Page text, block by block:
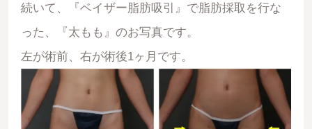
続いて、『ベイザー脂肪吸引』で脂肪採取を行な
った、『太もも』のお写真です。
左が術前、右が術後1ヶ月です。